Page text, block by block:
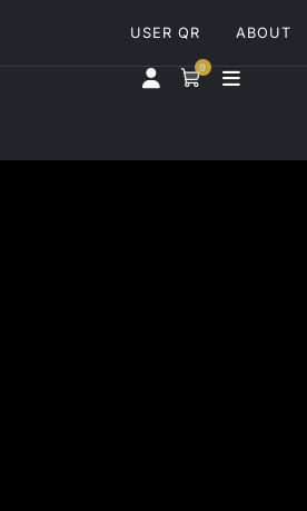
0
USER QR ABOUT